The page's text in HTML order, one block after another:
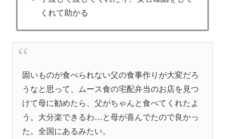
くれて助かる
固いものが食べられない父の食事作りが大変だろ
うなと思って、ムース食の宅配弁当のお店を見つ
けて母に勧めたら、父がちゃんと食べてくれたよ
う。大分楽できるわ…と母が喜んでたので良かっ
た。全国にあるみたい。